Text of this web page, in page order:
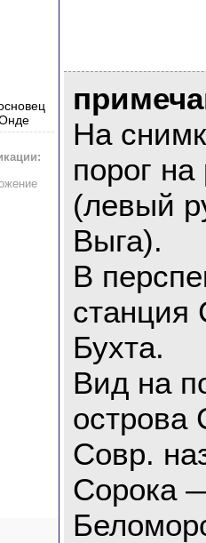
На
порог
(левый
Выга).
В
станция
Бухта.
Вид на
острова
Совр.
Сорока